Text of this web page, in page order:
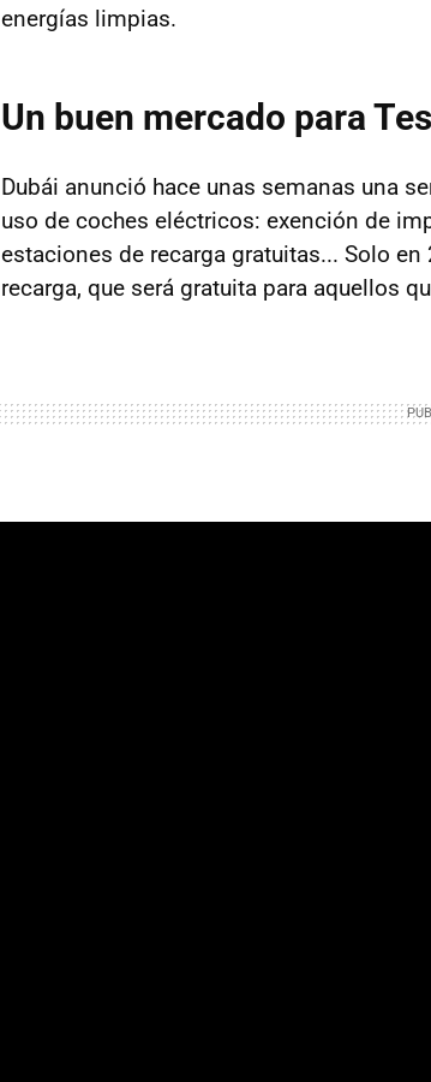
energías limpias.
Un buen mercado para
Dubái anunció hace unas semanas una
uso de coches eléctricos: exención de
estaciones de recarga gratuitas... Solo
recarga, que será gratuita para aquellos